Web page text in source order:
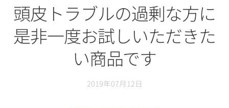
頭皮トラブルの過剰な方に
是非一度お試しいただきた
い商品です
2019年07月12日